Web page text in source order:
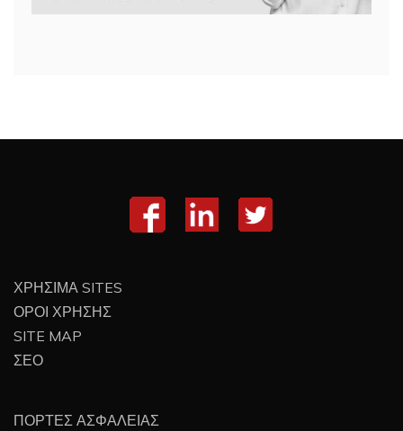
ΧΡΗΣΙΜΑ SITES
ΟΡΟΙ ΧΡΗΣΗΣ
SITE MAP
ΣΕΟ
ΠΟΡΤΕΣ ΑΣΦΑΛΕΙΑΣ